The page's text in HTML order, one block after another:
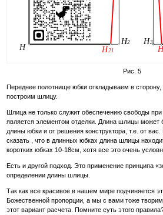
Рис. 5
Переднее полотнище юбки откладываем в
построим шлицу.
Шлица не только служит обеспечению свободы при
является элементом отделки. Длина шлицы может
длины юбки и от решения конструктора, т.е. от
сказать , что в длинных юбках длина шлицы
коротких юбках 10-18см, хотя все это очень
Есть и другой подход. Это применение принципа
определении длины шлицы.
Так как все красивое в нашем мире подчиняется
Божественной пропорции, а мы с вами тоже
этот вариант расчета. Помните суть этого